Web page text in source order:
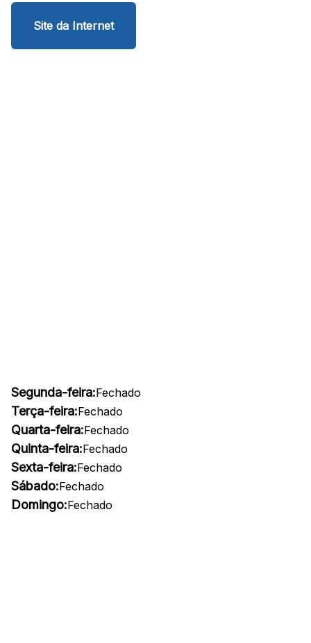
Site da Internet
Segunda-feira:Fechado
Terça-feira:Fechado
Quarta-feira:Fechado
Quinta-feira:Fechado
Sexta-feira:Fechado
Sábado:Fechado
Domingo:Fechado